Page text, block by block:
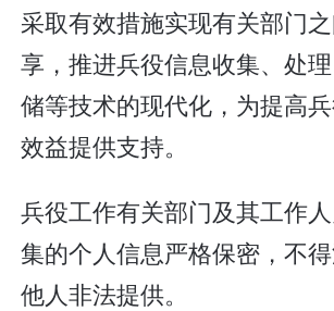
采取有效措施实现有关部门
享，推进兵役信息收集、处
储等技术的现代化，为提高
效益提供支持。
兵役工作有关部门及其工作
集的个人信息严格保密，不
他人非法提供。